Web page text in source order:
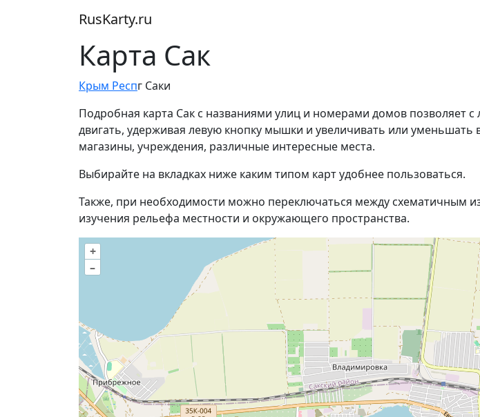
RusKarty.ru
Карта Сак
Крым Респг Саки
Подробная карта Сак с названиями улиц и номерами домов позволяет
двигать, удерживая левую кнопку мышки и увеличивать или
магазины, учреждения, различные интересные места.
Выбирайте на вкладках ниже каким типом карт удобнее пользоваться.
Также, при необходимости можно переключаться между схематичным
изучения рельефа местности и окружающего пространства.
+
–